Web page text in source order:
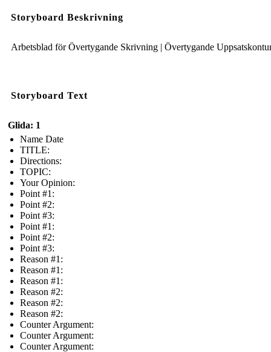
Storyboard Beskrivning
Arbetsblad för Övertygande Skrivning | Övertygande
Storyboard Text
Glida: 1
Name Date
TITLE:
Directions:
TOPIC:
Your Opinion:
Point #1:
Point #2:
Point #3:
Point #1:
Point #2:
Point #3:
Reason #1:
Reason #1:
Reason #1:
Reason #2:
Reason #2:
Reason #2:
Counter Argument:
Counter Argument:
Counter Argument: